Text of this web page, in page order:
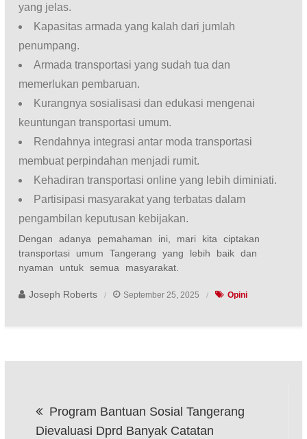
yang jelas.
Kapasitas armada yang kalah dari jumlah
penumpang.
Armada transportasi yang sudah tua dan
memerlukan pembaruan.
Kurangnya sosialisasi dan edukasi mengenai
keuntungan transportasi umum.
Rendahnya integrasi antar moda transportasi
membuat perpindahan menjadi rumit.
Kehadiran transportasi online yang lebih diminiati.
Partisipasi masyarakat yang terbatas dalam
pengambilan keputusan kebijakan.
Dengan adanya pemahaman ini, mari kita ciptakan
transportasi umum Tangerang yang lebih baik dan
nyaman untuk semua masyarakat.
Joseph Roberts September 25, 2025 Opini
navigation
Program Bantuan Sosial Tangerang
Dievaluasi Dprd Banyak Catatan